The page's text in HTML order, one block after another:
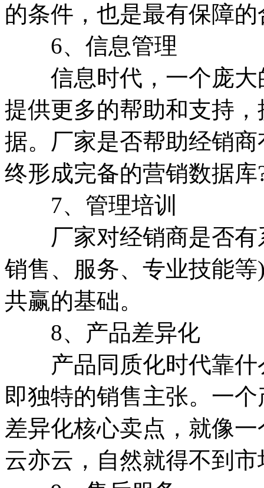
的条件，也是最有保障
6、信息管理
信息时代，一个庞大
提供更多的帮助和支持
据。厂家是否帮助经销
终形成完备的营销数据
7、管理培训
厂家对经销商是否有
销售、服务、专业技能
共赢的基础。
8、产品差异化
产品同质化时代靠什
即独特的销售主张。一
差异化核心卖点，就像
云亦云，自然就得不到